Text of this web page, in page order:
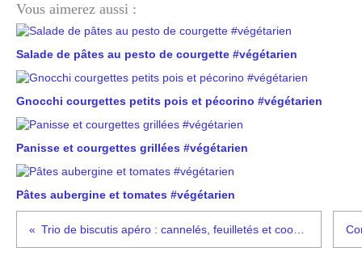
Vous aimerez aussi :
Salade de pâtes au pesto de courgette #végétarien
Gnocchi courgettes petits pois et pécorino #végétarien
Panisse et courgettes grillées #végétarien
Pâtes aubergine et tomates #végétarien